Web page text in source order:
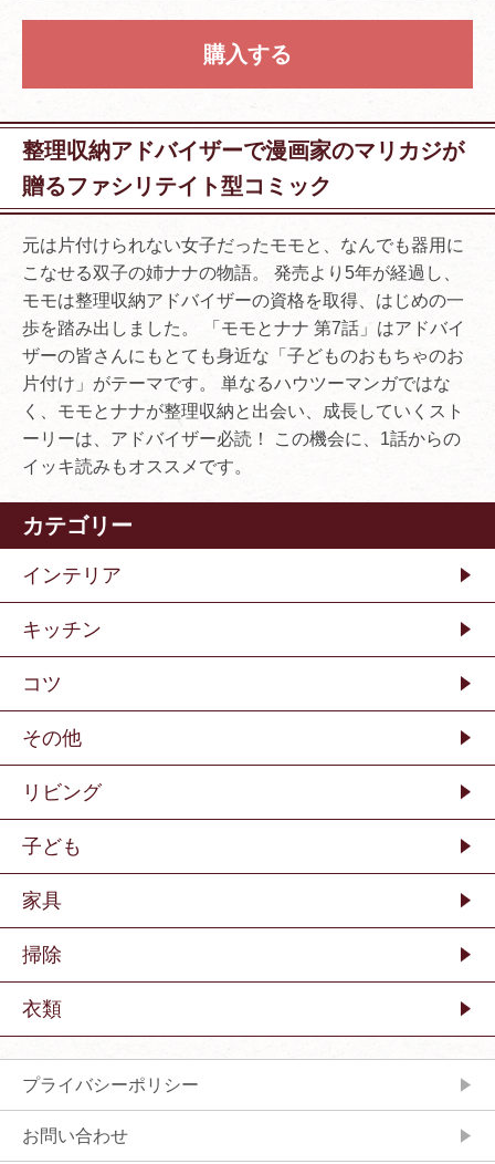
購入する
整理収納アドバイザーで漫画家のマリカジが
贈るファシリテイト型コミック
元は片付けられない女子だったモモと、なんでも器用に
こなせる双子の姉ナナの物語。 発売より5年が経過し、
モモは整理収納アドバイザーの資格を取得、はじめの一
歩を踏み出しました。 「モモとナナ 第7話」はアドバイ
ザーの皆さんにもとても身近な「子どものおもちゃのお
片付け」がテーマです。 単なるハウツーマンガではな
く、モモとナナが整理収納と出会い、成長していくスト
ーリーは、アドバイザー必読！ この機会に、1話からの
イッキ読みもオススメです。
カテゴリー
インテリア
キッチン
コツ
その他
リビング
子ども
家具
掃除
衣類
プライバシーポリシー
お問い合わせ